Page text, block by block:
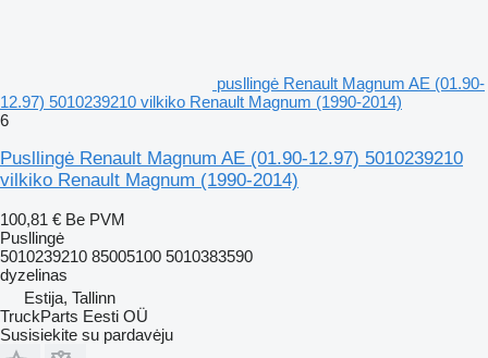
pusllingė Renault Magnum AE (01.90-
12.97) 5010239210 vilkiko Renault Magnum (1990-2014)
6
Pusllingė Renault Magnum AE (01.90-12.97) 5010239210
vilkiko Renault Magnum (1990-2014)
100,81 € Be PVM
Pusllingė
5010239210 85005100 5010383590
dyzelinas
Estija, Tallinn
TruckParts Eesti OÜ
Susisiekite su pardavėju